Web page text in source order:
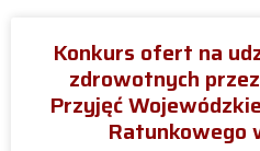
Konkurs ofert na
zdrowotnych
Przyjęć
Ratunkowego